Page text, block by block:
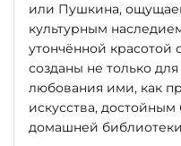
или Пушкина,
культурным
утончённой
созданы не только
любования ими, как
искусства,
домашней